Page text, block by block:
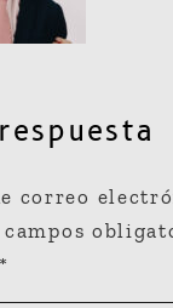
correo
campos
*